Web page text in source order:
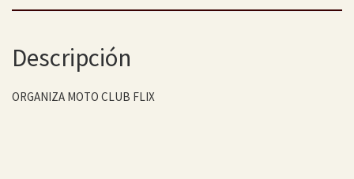
Descripción
ORGANIZA MOTO CLUB FLIX